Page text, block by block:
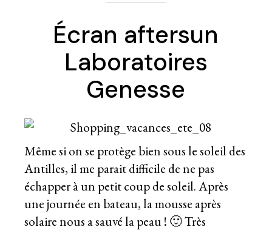
Écran aftersun
Laboratoires
Genesse
Même si on se protège bien sous le soleil des
Antilles, il me parait difficile de ne pas
échapper à un petit coup de soleil. Après
une journée en bateau, la mousse après
solaire nous a sauvé la peau ! 🙂 Très